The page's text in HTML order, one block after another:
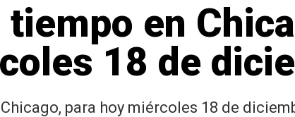
en
18 de
para hoy miércoles 18 de